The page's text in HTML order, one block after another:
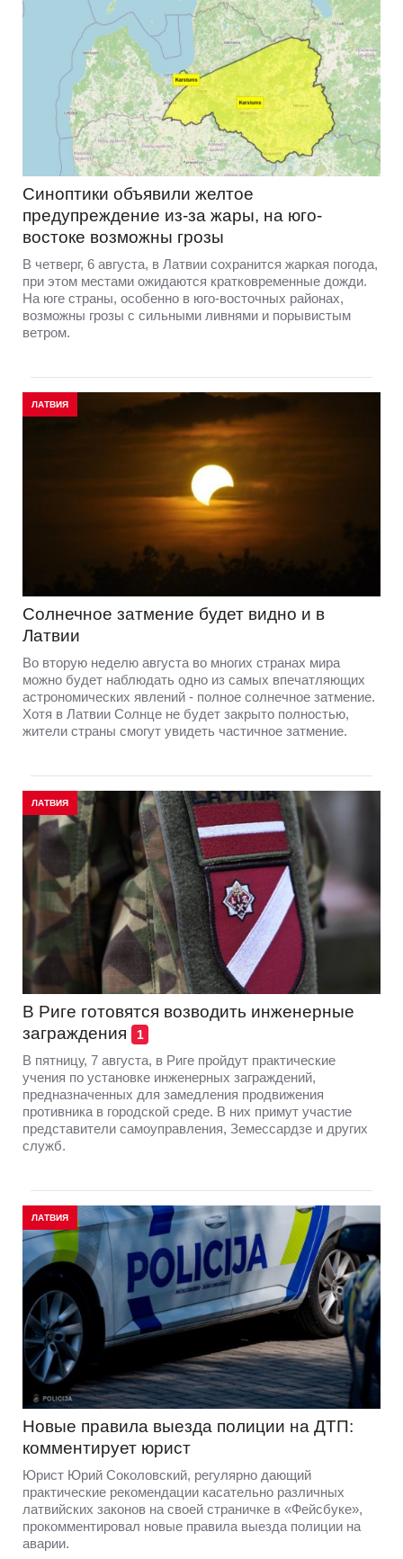
Синоптики объявили желтое
предупреждение из-за жары, на юго-
востоке возможны грозы
В четверг, 6 августа, в Латвии сохранится жаркая погода,
при этом местами ожидаются кратковременные дожди.
На юге страны, особенно в юго-восточных районах,
возможны грозы с сильными ливнями и порывистым
ветром.
ЛАТВИЯ
Солнечное затмение будет видно и в
Латвии
Во вторую неделю августа во многих странах мира
можно будет наблюдать одно из самых впечатляющих
астрономических явлений - полное солнечное затмение.
Хотя в Латвии Солнце не будет закрыто полностью,
жители страны смогут увидеть частичное затмение.
ЛАТВИЯ
В Риге готовятся возводить инженерные
заграждения
1
В пятницу, 7 августа, в Риге пройдут практические
учения по установке инженерных заграждений,
предназначенных для замедления продвижения
противника в городской среде. В них примут участие
представители самоуправления, Земессардзе и других
служб.
ЛАТВИЯ
Новые правила выезда полиции на ДТП:
комментирует юрист
Юрист Юрий Соколовский, регулярно дающий
практические рекомендации касательно различных
латвийских законов на своей страничке в «Фейсбуке»,
прокомментировал новые правила выезда полиции на
аварии.